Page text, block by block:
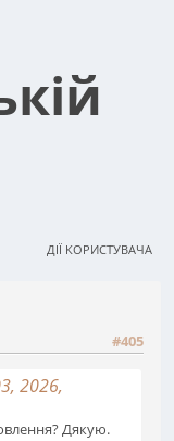
ДІЇ КОРИСТУВАЧА
#405
2026,
Дякую.